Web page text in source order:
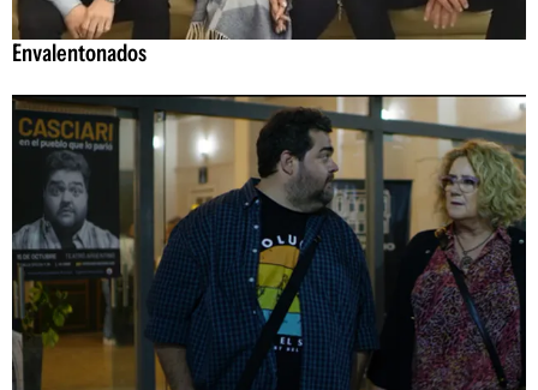
Envalentonados